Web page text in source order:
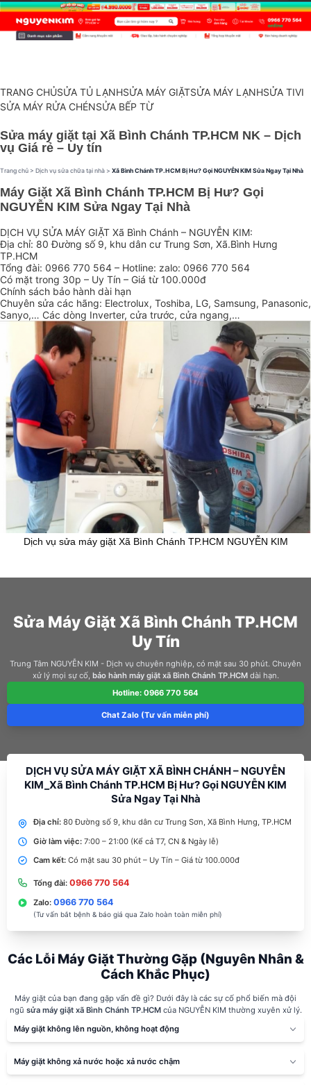
TRANG CHỦSỬA TỦ LẠNHSỬA MÁY GIẶTSỬA MÁY LẠNHSỬA TIVI
SỬA MÁY RỬA CHÉNSỬA BẾP TỪ
Sửa máy giặt tại Xã Bình Chánh TP.HCM NK – Dịch
vụ Giá rẻ – Uy tín
Trang chủ > Dịch vụ sửa chữa tại nhà > Xã Bình Chánh TP.HCM Bị Hư? Gọi NGUYỄN KIM Sửa Ngay Tại Nhà
Máy Giặt Xã Bình Chánh TP.HCM Bị Hư? Gọi
NGUYỄN KIM Sửa Ngay Tại Nhà
DỊCH VỤ SỬA MÁY GIẶT Xã Bình Chánh – NGUYỄN KIM:
Địa chỉ: 80 Đường số 9, khu dân cư Trung Sơn, Xã.Bình Hưng
TP.HCM
Tổng đài: 0966 770 564 – Hotline: zalo: 0966 770 564
Có mặt trong 30p – Uy Tín – Giá từ 100.000đ
Chính sách bảo hành dài hạn
Chuyên sửa các hãng: Electrolux, Toshiba, LG, Samsung, Panasonic,
Sanyo,… Các dòng Inverter, cửa trước, cửa ngang,…
Dịch vụ sửa máy giặt Xã Bình Chánh TP.HCM NGUYỄN KIM
Sửa Máy Giặt Xã Bình Chánh TP.HCM
Uy Tín
Trung Tâm NGUYỄN KIM - Dịch vụ chuyên nghiệp, có mặt sau 30 phút. Chuyên
xử lý mọi sự cố, bảo hành máy giặt xã Bình Chánh TP.HCMdài hạn.
Hotline: 0966 770 564
Chat Zalo (Tư vấn miễn phí)
DỊCH VỤ SỬA MÁY GIẶT XÃ BÌNH CHÁNH – NGUYỄN
KIM_Xã Bình Chánh TP.HCM Bị Hư? Gọi NGUYỄN KIM
Sửa Ngay Tại Nhà
Địa chỉ:80 Đường số 9, khu dân cư Trung Sơn, Xã Bình Hưng, TP.HCM
Giờ làm việc:7:00 – 21:00 (Kể cả T7, CN & Ngày lễ)
Cam kết:Có mặt sau 30 phút – Uy Tín – Giá từ 100.000đ
Tổng đài: 0966 770 564
Zalo: 0966 770 564
(Tư vấn bắt bệnh & báo giá qua Zalo hoàn toàn miễn phí)
Các Lỗi Máy Giặt Thường Gặp (Nguyên Nhân &
Cách Khắc Phục)
Máy giặt của bạn đang gặp vấn đề gì? Dưới đây là các sự cố phổ biến mà đội
ngũ sửa máy giặt xã Bình Chánh TP.HCMcủa NGUYỄN KIM thường xuyên xử lý.
Máy giặt không lên nguồn, không hoạt động
Máy giặt không xả nước hoặc xả nước chậm